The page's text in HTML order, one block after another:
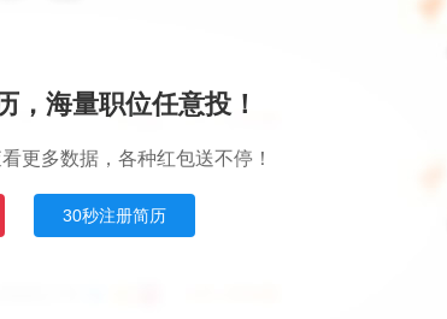
，海量职位任意投！
更多数据，各种红包送不停！
30秒注册简历